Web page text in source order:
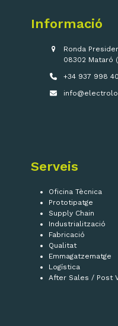
Informació
Ronda
08302 Mataró
+34 937 998
Serveis
Oficina Tècnica
Prototipatge
Supply Chain
Industrialització
Fabricació
Qualitat
Emmagatzematge
Logística
After Sales / Post